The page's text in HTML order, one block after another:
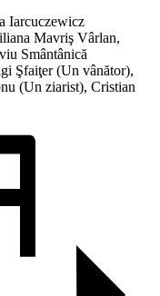
Iarcuczewicz
Mavriş Vârlan,
Smântânică
Şfaiţer (Un vânător),
(Un ziarist), Cristian